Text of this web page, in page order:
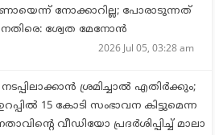
നോക്കാറില്ല; പോരാടുന്നത്
ശ്വേത മേനോന്‍
2026 Jul 05, 03:28 am
ശ്രമിച്ചാല്‍ എതിര്‍ക്കും;
15 കോടി സംഭാവന കിട്ടുമെന്ന
വീഡിയോ പ്രദര്‍ശിപ്പിച്ച് മാലാ